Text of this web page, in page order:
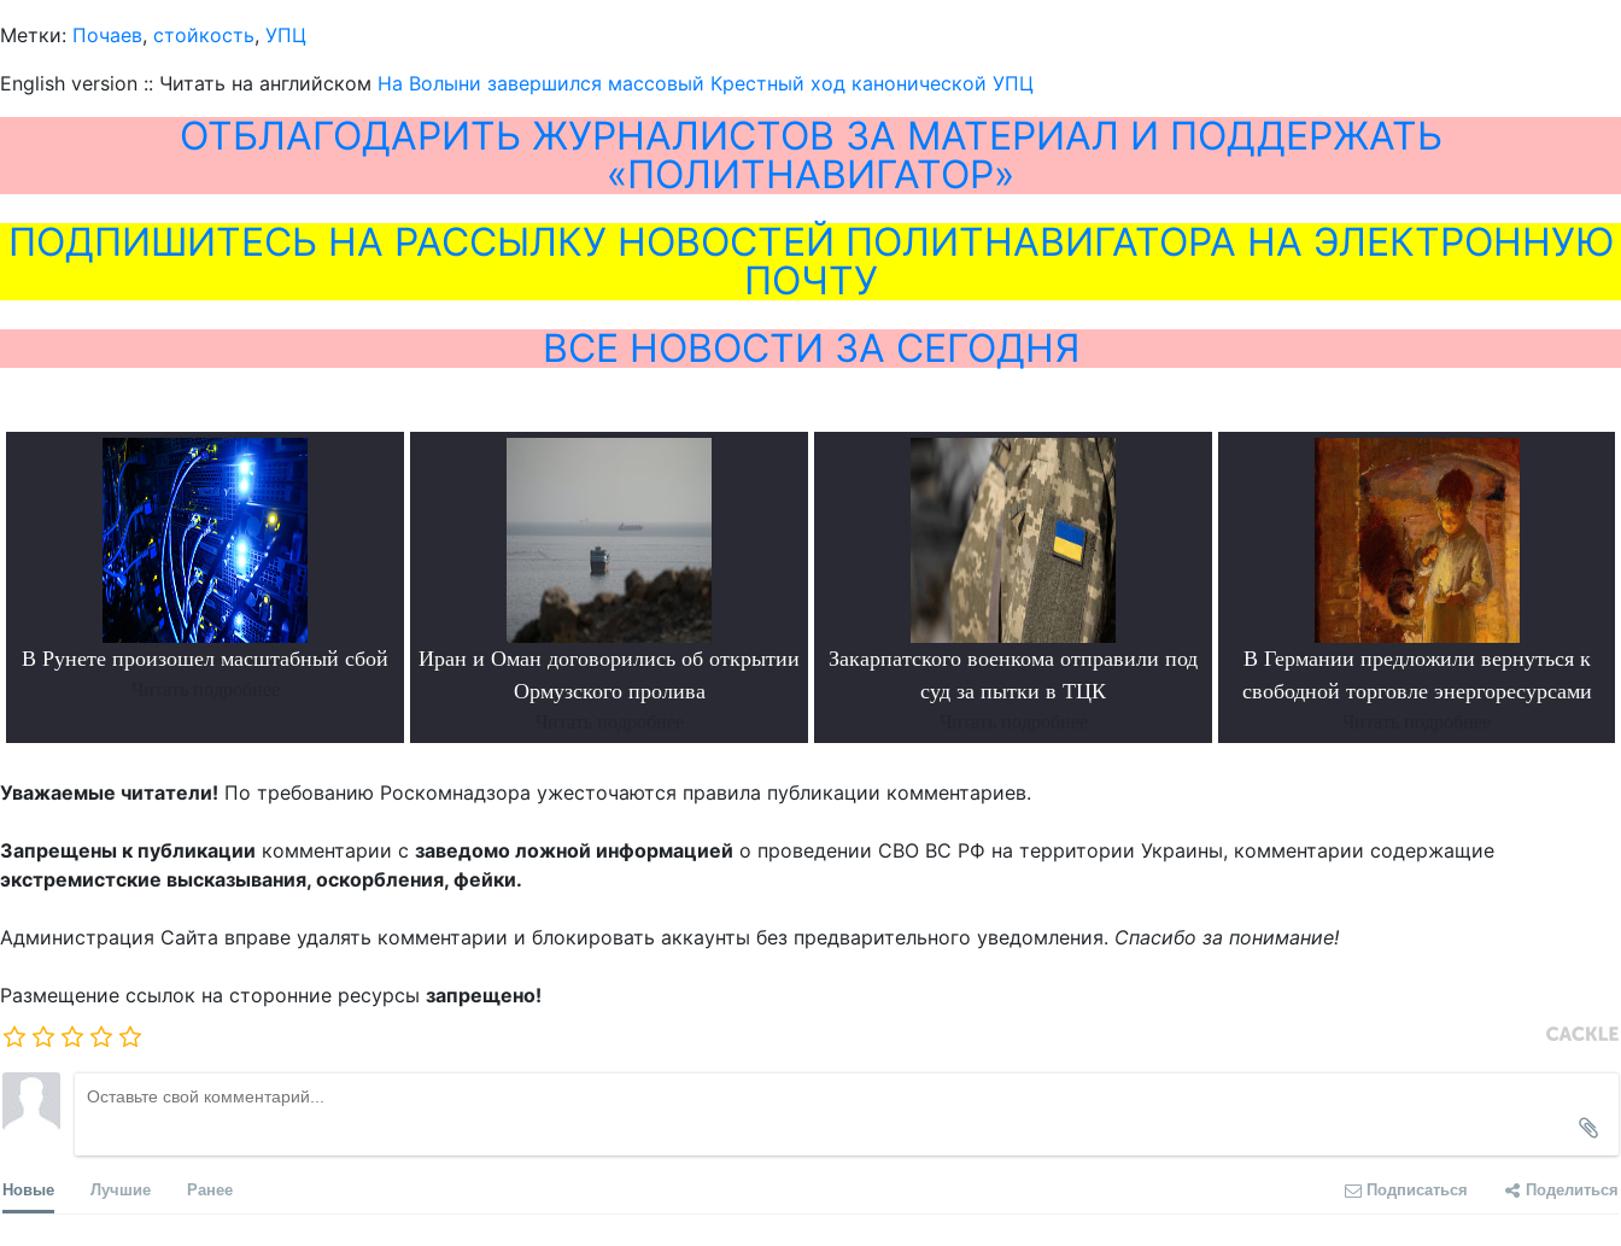
Метки: Почаев, стойкость, УПЦ
English version :: Читать на английском На Волыни завершился массовый Крестный ход канонической УПЦ
ОТБЛАГОДАРИТЬ ЖУРНАЛИСТОВ ЗА МАТЕРИАЛ И ПОДДЕРЖАТЬ
«ПОЛИТНАВИГАТОР»
ПОДПИШИТЕСЬ НА РАССЫЛКУ НОВОСТЕЙ ПОЛИТНАВИГАТОРА НА ЭЛЕКТРОННУЮ
ПОЧТУ
ВСЕ НОВОСТИ ЗА СЕГОДНЯ
В Рунете произошел масштабный сбой
Иран и Оман договорились об открытии
Ормузского пролива
Закарпатского военкома отправили под
суд за пытки в ТЦК
В Германии предложили вернуться к
свободной торговле энергоресурсами
Уважаемые читатели! По требованию Роскомнадзора ужесточаются правила публикации комментариев.
Запрещены к публикации комментарии с заведомо ложной информацией о проведении СВО ВС РФ на территории Украины, комментарии содержащие
экстремистские высказывания, оскорбления, фейки.
Администрация Сайта вправе удалять комментарии и блокировать аккаунты без предварительного уведомления. Спасибо за понимание!
Размещение ссылок на сторонние ресурсы запрещено!
Новые Лучшие Ранее Подписаться Поделиться